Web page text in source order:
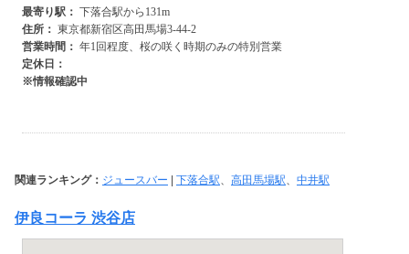
関連ランキング： ジュースバー | 下落合駅 高田馬場駅 中井駅
伊良コーラ 渋谷店